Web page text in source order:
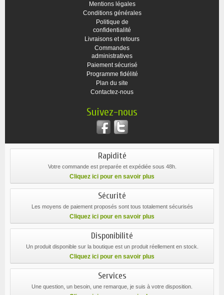
Mentions légales
Conditions générales
Politique de
confidentialité
Livraisons et retours
Commandes
administratives
Paiement sécurisé
Programme fidélité
Plan du site
Contactez-nous
Suivez-nous
Rapidité
Votre commande est preparée et expédiée sous 48h.
Cliquez ici pour en savoir plus
Sécurité
Les moyens de paiement proposés sont tous totalement sécurisés
Cliquez ici pour en savoir plus
Disponibilité
Un produit disponible sur la boutique est un produit réellement en stock.
Cliquez ici pour en savoir plus
Services
Une question, un besoin, une remarque, je suis à votre disposition.